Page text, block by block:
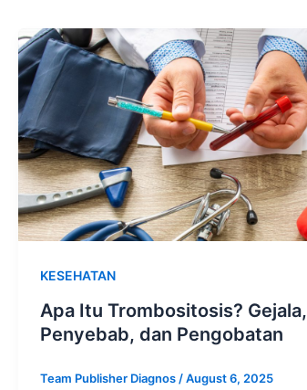
KESEHATAN
Apa Itu Trombositosis? Gejala,
Penyebab, dan Pengobatan
Team Publisher Diagnos /August 6, 2025